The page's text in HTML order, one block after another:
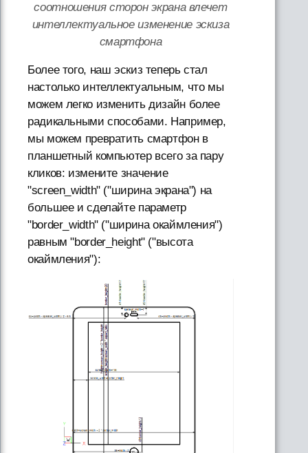
соотношения сторон экрана влечет
интеллектуальное изменение эскиза
смартфона
Более того, наш эскиз теперь стал
настолько интеллектуальным, что мы
можем легко изменить дизайн более
радикальными способами. Например,
мы можем превратить смартфон в
планшетный компьютер всего за пару
кликов: измените значение
"screen_width" ("ширина экрана") на
большее и сделайте параметр
"border_width" ("ширина окаймления")
равным "border_height" ("высота
окаймления"):